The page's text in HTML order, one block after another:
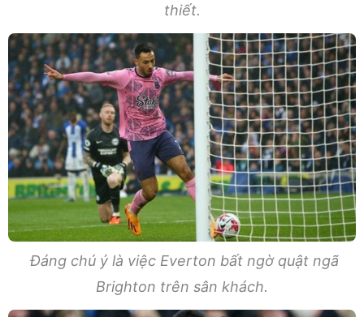
thiết.
Đáng chú ý là việc Everton bất ngờ quật ngã
Brighton trên sân khách.